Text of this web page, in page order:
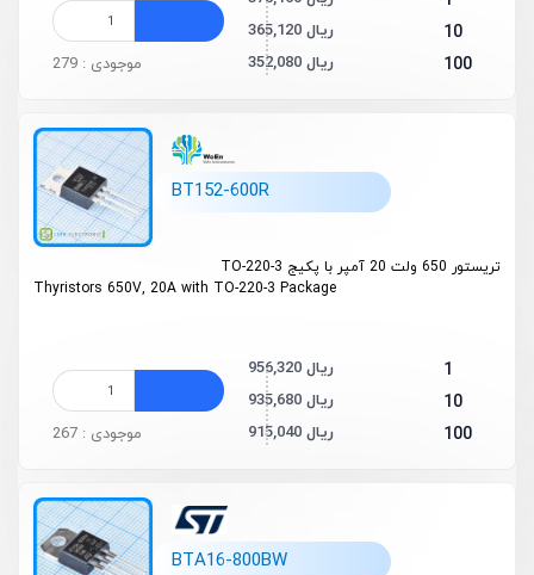
10 365,120 ریال
100 352,080 ریال موجودی : 279
BT152-600R
تریستور 650 ولت 20 آمپر با پکیج TO-220-3
Thyristors 650V, 20A with TO-220-3 Package
1 956,320 ریال
10 935,680 ریال
100 915,040 ریال موجودی : 267
BTA16-800BW